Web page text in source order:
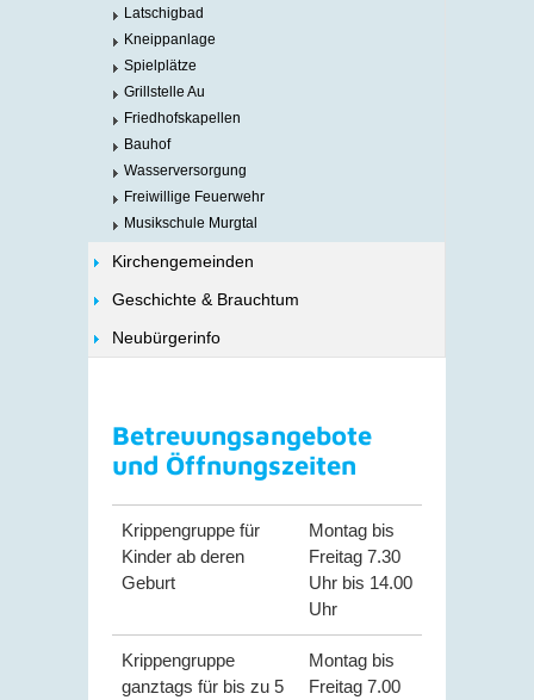
Latschigbad
Kneippanlage
Spielplätze
Grillstelle Au
Friedhofskapellen
Bauhof
Wasserversorgung
Freiwillige Feuerwehr
Musikschule Murgtal
Kirchengemeinden
Geschichte & Brauchtum
Neubürgerinfo
Betreuungsangebote
und Öffnungszeiten
Krippengruppe für
Kinder ab deren
Geburt
Montag bis
Freitag 7.30
Uhr bis 14.00
Uhr
Krippengruppe
ganztags für bis zu 5
Montag bis
Freitag 7.00